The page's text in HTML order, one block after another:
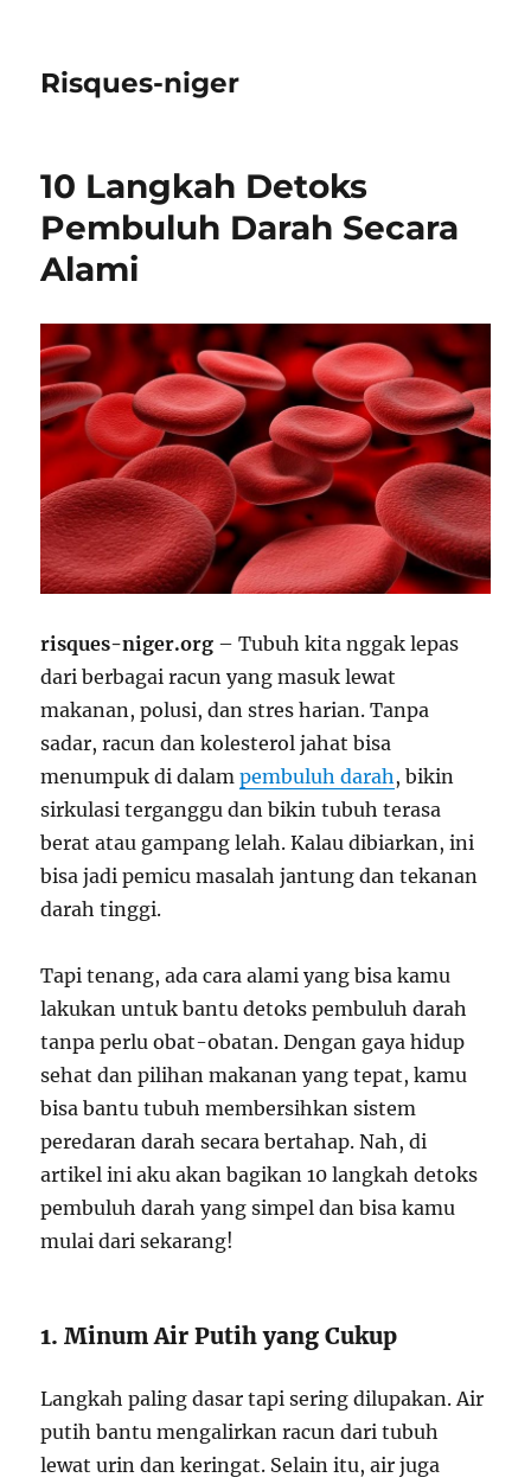
Risques-niger
10 Langkah Detoks
Pembuluh Darah Secara
Alami
risques-niger.org – Tubuh kita nggak lepas
dari berbagai racun yang masuk lewat
makanan, polusi, dan stres harian. Tanpa
sadar, racun dan kolesterol jahat bisa
menumpuk di dalampembuluh darah , bikin
sirkulasi terganggu dan bikin tubuh terasa
berat atau gampang lelah. Kalau dibiarkan, ini
bisa jadi pemicu masalah jantung dan tekanan
darah tinggi.
Tapi tenang, ada cara alami yang bisa kamu
lakukan untuk bantu detoks pembuluh darah
tanpa perlu obat-obatan. Dengan gaya hidup
sehat dan pilihan makanan yang tepat, kamu
bisa bantu tubuh membersihkan sistem
peredaran darah secara bertahap. Nah, di
artikel ini aku akan bagikan 10 langkah detoks
pembuluh darah yang simpel dan bisa kamu
mulai dari sekarang!
1. Minum Air Putih yang Cukup
Langkah paling dasar tapi sering dilupakan. Air
putih bantu mengalirkan racun dari tubuh
lewat urin dan keringat. Selain itu, air juga